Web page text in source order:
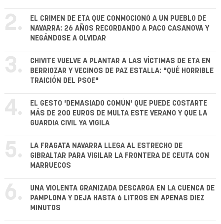
2.
EL CRIMEN DE ETA QUE CONMOCIONÓ A UN PUEBLO DE
NAVARRA: 26 AÑOS RECORDANDO A PACO CASANOVA Y
NEGÁNDOSE A OLVIDAR
3.
CHIVITE VUELVE A PLANTAR A LAS VÍCTIMAS DE ETA EN
BERRIOZAR Y VECINOS DE PAZ ESTALLA: "QUÉ HORRIBLE
TRAICIÓN DEL PSOE"
4.
EL GESTO 'DEMASIADO COMÚN' QUE PUEDE COSTARTE
MÁS DE 200 EUROS DE MULTA ESTE VERANO Y QUE LA
GUARDIA CIVIL YA VIGILA
5.
LA FRAGATA NAVARRA LLEGA AL ESTRECHO DE
GIBRALTAR PARA VIGILAR LA FRONTERA DE CEUTA CON
MARRUECOS
6.
UNA VIOLENTA GRANIZADA DESCARGA EN LA CUENCA DE
PAMPLONA Y DEJA HASTA 6 LITROS EN APENAS DIEZ
MINUTOS